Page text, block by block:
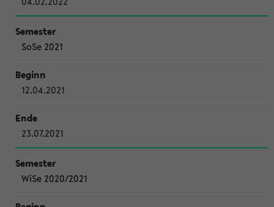
SoSe 2021
12.04.2021
23.07.2021
WiSe 2020/2021